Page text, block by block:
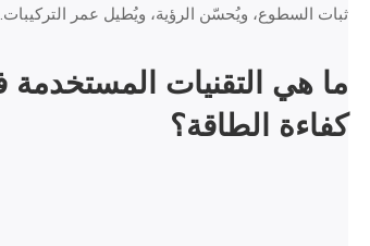
ثبات السطوع، ويُحسّن الرؤية، ويُطيل عمر
ما هي التقنيات المستخدمة
كفاءة الطاقة؟